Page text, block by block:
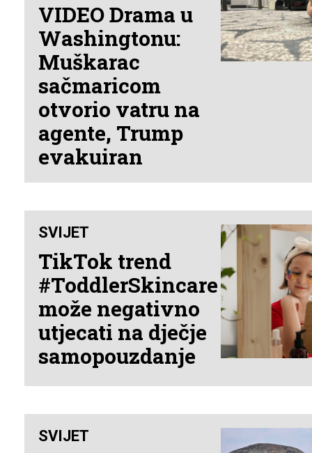
VIDEO Drama u
Washingtonu:
Muškarac
sačmaricom
otvorio vatru na
agente, Trump
evakuiran
SVIJET
TikTok trend
#ToddlerSkincare
može negativno
utjecati na dječje
samopouzdanje
SVIJET